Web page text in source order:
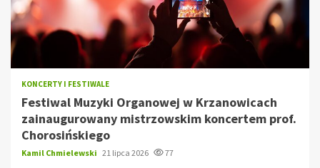
KONCERTY I FESTIWALE
Festiwal Muzyki Organowej w Krzanowicach
zainaugurowany mistrzowskim koncertem prof.
Chorosińskiego
Kamil Chmielewski 21 lipca 2026 77